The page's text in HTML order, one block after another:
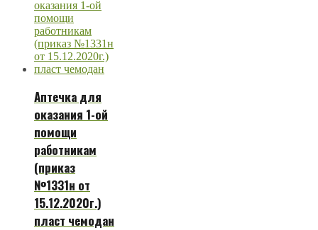
Аптечка для
оказания 1-ой
помощи
работникам
(приказ
№1331н от
15.12.2020г.)
пласт чемодан